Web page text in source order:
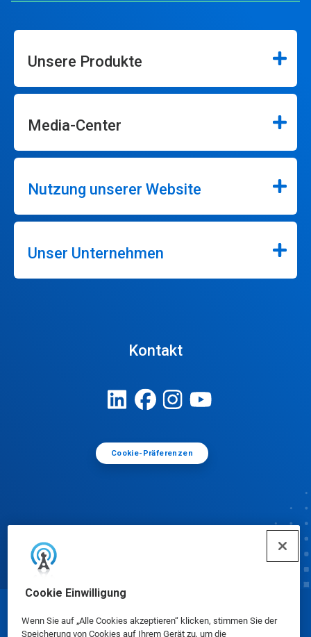
Cookie Einwilligung
Wenn Sie auf „Alle Cookies akzeptieren“ klicken, stimmen Sie der
Speicherung von Cookies auf Ihrem Gerät zu, um die
Unsere Produkte
Media-Center
Nutzung unserer Website
Unser Unternehmen
Kontakt
Cookie-Präferenzen
© Ecolab Inc. 2025